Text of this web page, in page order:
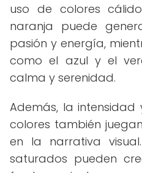
uso de colores
naranja puede
pasión y energía,
como el azul y el
calma y serenidad.
Además, la
colores también
en la narrativa
saturados pueden